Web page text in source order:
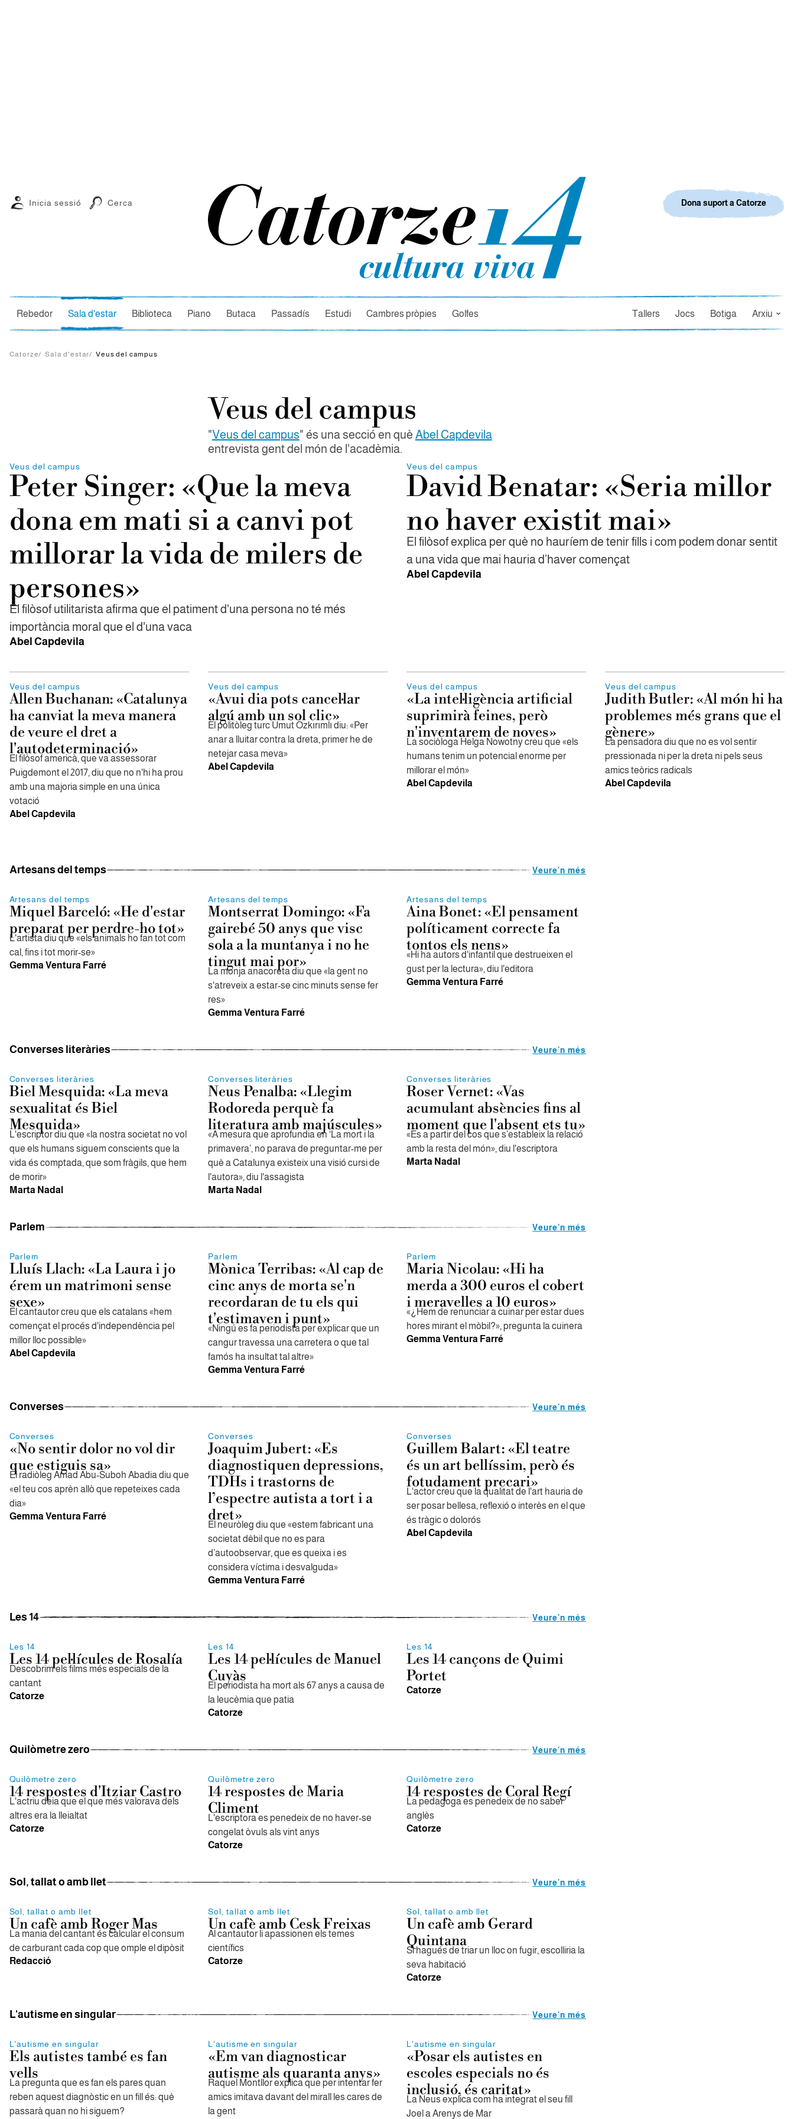
Cercador
Inicia sessió Cerca
Rebedor Sala d'estar Biblioteca Piano Butaca Passadís Estudi Cambres pròpies Golfes Tallers Jocs Botiga Arxiu
Dona suport a Catorze
Catorze/ Sala d'estar/ Veus del campus
Veus del campus
"Veus del campus" és una secció en què Abel Capdevila
entrevista gent del món de l'acadèmia.
Veus del campus
Peter Singer: «Que la meva
dona em mati si a canvi pot
millorar la vida de milers de
persones»
El filòsof utilitarista afirma que el patiment d'una persona no té més
importància moral que el d'una vaca
Abel Capdevila
Veus del campus
David Benatar: «Seria millor
no haver existit mai»
El filòsof explica per què no hauríem de tenir fills i com podem donar sentit
a una vida que mai hauria d’haver començat
Abel Capdevila
Veus del campus
Allen Buchanan: «Catalunya
ha canviat la meva manera
de veure el dret a
l'autodeterminació»
El filòsof americà, que va assessorar
Puigdemont el 2017, diu que no n'hi ha prou
amb una majoria simple en una única
votació
Abel Capdevila
Veus del campus
«Avui dia pots cancel·lar
algú amb un sol clic»
El politòleg turc Umut Özkırımlı diu: «Per
anar a lluitar contra la dreta, primer he de
netejar casa meva»
Abel Capdevila
Veus del campus
«La intel·ligència artificial
suprimirà feines, però
n'inventarem de noves»
La sociòloga Helga Nowotny creu que «els
humans tenim un potencial enorme per
millorar el món»
Abel Capdevila
Veus del campus
Judith Butler: «Al món hi ha
problemes més grans que el
gènere»
La pensadora diu que no es vol sentir
pressionada ni per la dreta ni pels seus
amics teòrics radicals
Abel Capdevila
Artesans del temps Veure'n més
Artesans del temps
Miquel Barceló: «He d'estar
preparat per perdre-ho tot»
L'artista diu que «els animals ho fan tot com
cal, fins i tot morir-se»
Gemma Ventura Farré
Artesans del temps
Montserrat Domingo: «Fa
gairebé 50 anys que visc
sola a la muntanya i no he
tingut mai por»
La monja anacoreta diu que «la gent no
s'atreveix a estar-se cinc minuts sense fer
res»
Gemma Ventura Farré
Artesans del temps
Aina Bonet: «El pensament
políticament correcte fa
tontos els nens»
«Hi ha autors d'infantil que destrueixen el
gust per la lectura», diu l'editora
Gemma Ventura Farré
Converses literàries Veure'n més
Converses literàries
Biel Mesquida: «La meva
sexualitat és Biel
Mesquida»
L'escriptor diu que «la nostra societat no vol
que els humans siguem conscients que la
vida és comptada, que som fràgils, que hem
de morir»
Marta Nadal
Converses literàries
Neus Penalba: «Llegim
Rodoreda perquè fa
literatura amb majúscules»
«A mesura que aprofundia en ‘La mort i la
primavera’, no parava de preguntar-me per
què a Catalunya existeix una visió cursi de
l'autora», diu l'assagista
Marta Nadal
Converses literàries
Roser Vernet: «Vas
acumulant absències fins al
moment que l'absent ets tu»
«És a partir del cos que s’estableix la relació
amb la resta del món», diu l'escriptora
Marta Nadal
Parlem Veure'n més
Parlem
Lluís Llach: «La Laura i jo
érem un matrimoni sense
sexe»
El cantautor creu que els catalans «hem
començat el procés d'independència pel
millor lloc possible»
Abel Capdevila
Parlem
Mònica Terribas: «Al cap de
cinc anys de morta se'n
recordaran de tu els qui
t'estimaven i punt»
«Ningú es fa periodista per explicar que un
cangur travessa una carretera o que tal
famós ha insultat tal altre»
Gemma Ventura Farré
Parlem
Maria Nicolau: «Hi ha
merda a 300 euros el cobert
i meravelles a 10 euros»
«¿Hem de renunciar a cuinar per estar dues
hores mirant el mòbil?», pregunta la cuinera
Gemma Ventura Farré
Converses Veure'n més
Converses
«No sentir dolor no vol dir
que estiguis sa»
El radiòleg Amad Abu-Suboh Abadia diu que
«el teu cos aprèn allò que repeteixes cada
dia»
Gemma Ventura Farré
Converses
Joaquim Jubert: «Es
diagnostiquen depressions,
TDHs i trastorns de
l’espectre autista a tort i a
dret»
El neuròleg diu que «estem fabricant una
societat dèbil que no es para
d’autoobservar, que es queixa i es
considera víctima i desvalguda»
Gemma Ventura Farré
Converses
Guillem Balart: «El teatre
és un art bellíssim, però és
fotudament precari»
L'actor creu que la qualitat de l'art hauria de
ser posar bellesa, reflexió o interès en el que
és tràgic o dolorós
Abel Capdevila
Les 14 Veure'n més
Les 14
Les 14 pel·lícules de Rosalía
Descobrim els films més especials de la
cantant
Catorze
Les 14
Les 14 pel·lícules de Manuel
Cuyàs
El periodista ha mort als 67 anys a causa de
la leucèmia que patia
Catorze
Les 14
Les 14 cançons de Quimi
Portet
Catorze
Quilòmetre zero Veure'n més
Quilòmetre zero
14 respostes d'Itziar Castro
L'actriu deia que el que més valorava dels
altres era la lleialtat
Catorze
Quilòmetre zero
14 respostes de Maria
Climent
L'escriptora es penedeix de no haver-se
congelat òvuls als vint anys
Catorze
Quilòmetre zero
14 respostes de Coral Regí
La pedagoga es penedeix de no saber
anglès
Catorze
Sol, tallat o amb llet Veure'n més
Sol, tallat o amb llet
Un cafè amb Roger Mas
La mania del cantant és calcular el consum
de carburant cada cop que omple el dipòsit
Redacció
Sol, tallat o amb llet
Un cafè amb Cesk Freixas
Al cantautor li apassionen els temes
científics
Catorze
Sol, tallat o amb llet
Un cafè amb Gerard
Quintana
Si hagués de triar un lloc on fugir, escolliria la
seva habitació
Catorze
L'autisme en singular Veure'n més
L'autisme en singular
Els autistes també es fan
vells
La pregunta que es fan els pares quan
reben aquest diagnòstic en un fill és: què
passarà quan no hi siguem?
L'autisme en singular
«Em van diagnosticar
autisme als quaranta anys»
Raquel Montllor explica que per intentar fer
amics imitava davant del mirall les cares de
la gent
L'autisme en singular
«Posar els autistes en
escoles especials no és
inclusió, és caritat»
La Neus explica com ha integrat el seu fill
Joel a Arenys de Mar